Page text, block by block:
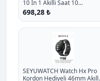
10 In 1 Akilli Saat 10
Kordonlu Takvim Spor
Whatsapp Menulu Koruma
698,28 ₺
SEYUWATCH Watch Hx Pro
Kordon Hediyeli 46mm Akıllı